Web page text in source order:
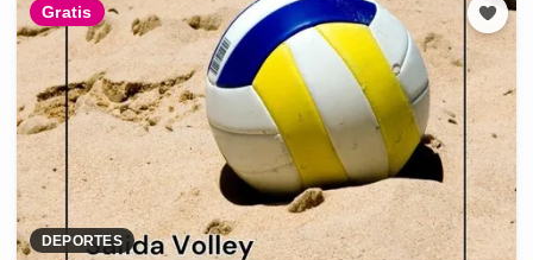
Gratis
DEPORTES